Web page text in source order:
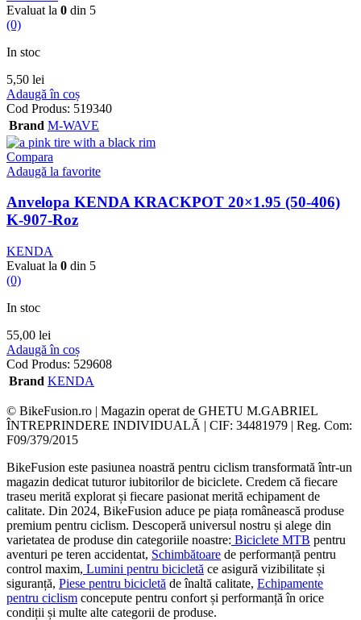
Evaluat la 0 din 5
(0)
In stoc
5,50 lei
Adaugă în coș
Cod Produs: 519340
Brand M-WAVE
Compara
Adaugă la favorite
Anvelopa KENDA KRACKPOT 20×1.95 (50-406)
K-907-Roz
KENDA
Evaluat la 0 din 5
(0)
In stoc
55,00 lei
Adaugă în coș
Cod Produs: 529608
Brand KENDA
© BikeFusion.ro | Magazin operat de GHETU M.GABRIEL
ÎNTREPRINDERE INDIVIDUALĂ | CIF: 34481979 | Reg. Com:
F09/379/2015
BikeFusion este pasiunea noastră pentru ciclism transformată într-un
magazin dedicat tuturor iubitorilor de biciclete. Credem că fiecare
traseu merită explorat și fiecare pasionat merită echipament de
calitate. Din 2024, BikeFusion aduce pe piața românească produse
premium pentru ciclism. Descoperă universul nostru și alege din
varietatea de produse din categoriile noastre: Biciclete MTB pentru
aventuri pe teren accidentat, Schimbătoare de performanță pentru
control maxim, Lumini pentru bicicletă ce asigură vizibilitate și
siguranță, Piese pentru bicicletă de înaltă calitate, Echipamente
pentru ciclism concepute pentru confort și performanță în orice
condiții și multe alte categorii de produse.